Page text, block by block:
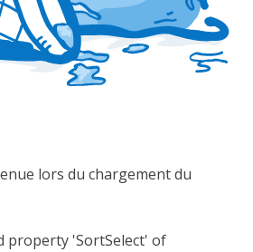
lors du chargement du
property 'SortSelect' of